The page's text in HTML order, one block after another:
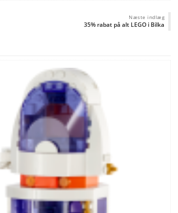
Næste indlæg
35% rabat på alt LEGO i Bilka